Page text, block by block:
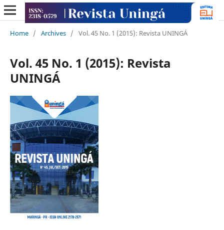
Home / Archives / Vol. 45 No. 1 (2015): Revista UNINGÁ
Vol. 45 No. 1 (2015): Revista
UNINGÁ